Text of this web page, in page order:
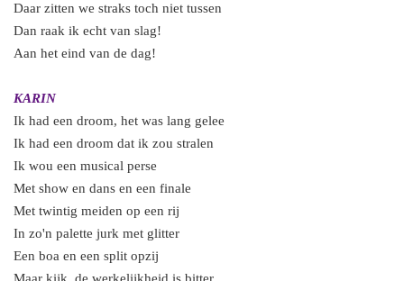
Daar zitten we straks toch niet tussen
Dan raak ik echt van slag!
Aan het eind van de dag!
KARIN
Ik had een droom, het was lang gelee
Ik had een droom dat ik zou stralen
Ik wou een musical perse
Met show en dans en een finale
Met twintig meiden op een rij
In zo'n palette jurk met glitter
Een boa en een split opzij